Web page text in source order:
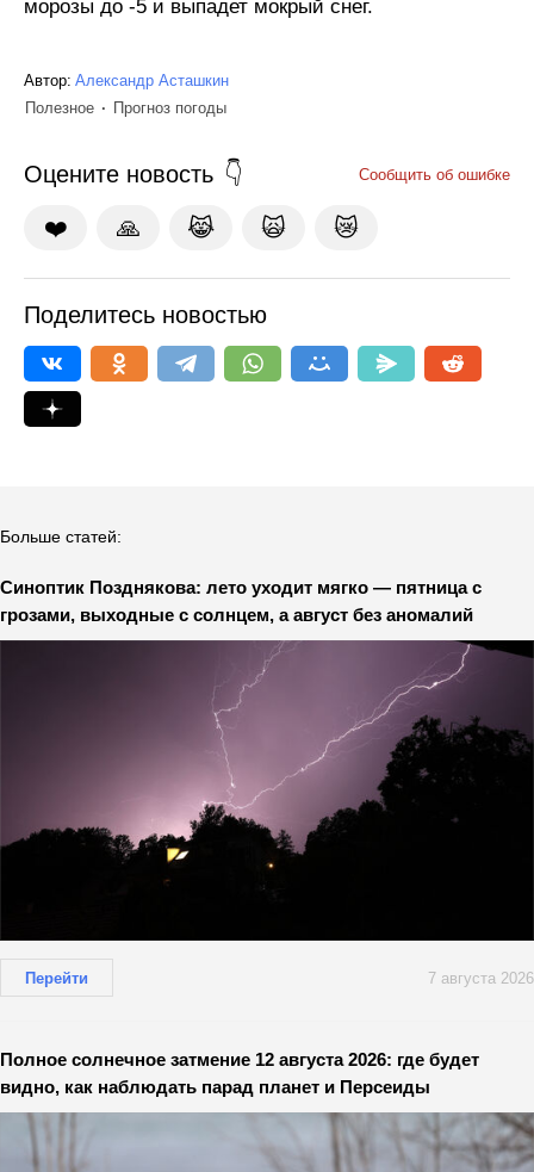
морозы до -5 и выпадет мокрый снег.
Автор: Александр Асташкин
Полезное
Прогноз погоды
Оцените новость Сообщить об ошибке
❤️ 🙏 😹 🙀 😿
Поделитесь новостью
Больше статей:
Синоптик Позднякова: лето уходит мягко — пятница с
грозами, выходные с солнцем, а август без аномалий
Перейти 7 августа 2026
Полное солнечное затмение 12 августа 2026: где будет
видно, как наблюдать парад планет и Персеиды